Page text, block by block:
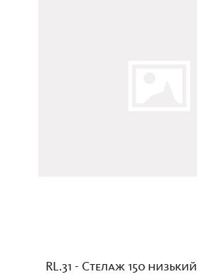
RL.31 - Стелаж 150